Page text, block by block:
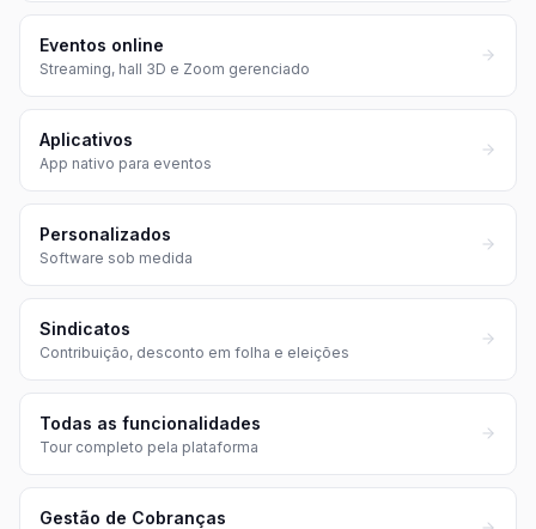
Eventos online
Streaming, hall 3D e Zoom gerenciado
Aplicativos
App nativo para eventos
Personalizados
Software sob medida
Sindicatos
Contribuição, desconto em folha e eleições
Todas as funcionalidades
Tour completo pela plataforma
Gestão de Cobranças